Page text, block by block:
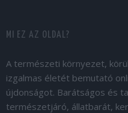
MI EZ AZ OLDAL?
A természeti környezet,
izgalmas életét bemutató
újdonságot. Barátságos és
természetjáró, állatbarát,